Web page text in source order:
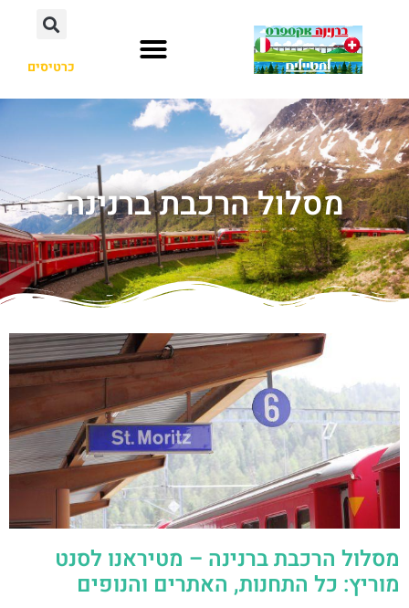
כרטיסים
מסלול הרכבת ברנינה
מסלול הרכבת ברנינה – מטיראנו לסנט
מוריץ: כל התחנות, האתרים והנופים